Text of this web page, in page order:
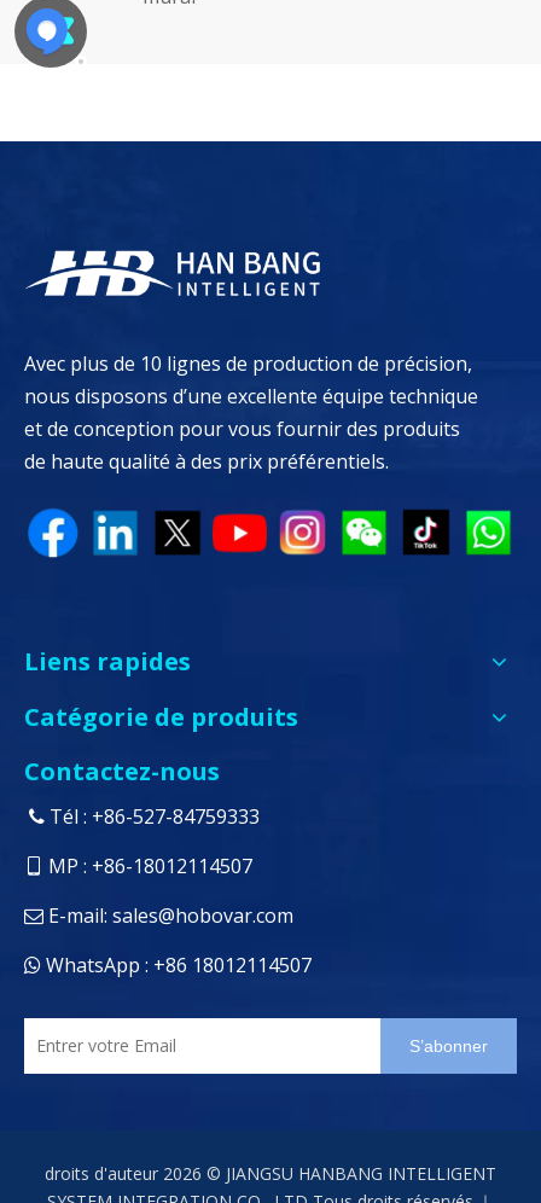
bus
Avec plus de 10 lignes de production de précision,
nous disposons d’une excellente équipe technique
et de conception pour vous fournir des produits
de haute qualité à des prix préférentiels.
Liens rapides
Catégorie de produits
Contactez-nous
 Tél : +86-527-84759333
MP : +86-18012114507
 E-mail: sales@hobovar.com
 WhatsApp : +86 18012114507
S’abonner
droits d'auteur 2026 © JIANGSU HANBANG INTELLIGENT